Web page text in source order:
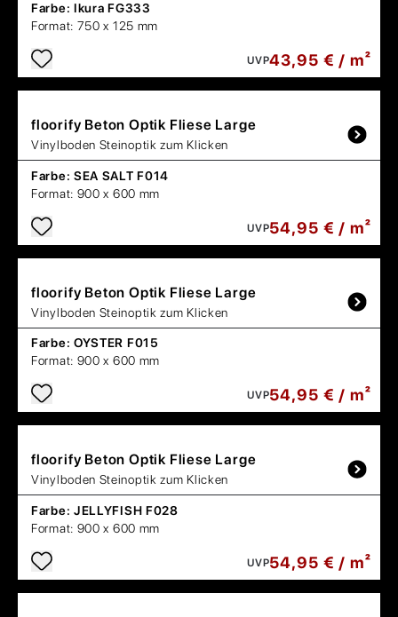
Farbe: Ikura FG333
Format: 750 x 125 mm
UVP43,95 € / m²
floorify Beton Optik Fliese Large
Vinylboden Steinoptik zum Klicken
Farbe: SEA SALT F014
Format: 900 x 600 mm
UVP54,95 € / m²
floorify Beton Optik Fliese Large
Vinylboden Steinoptik zum Klicken
Farbe: OYSTER F015
Format: 900 x 600 mm
UVP54,95 € / m²
floorify Beton Optik Fliese Large
Vinylboden Steinoptik zum Klicken
Farbe: JELLYFISH F028
Format: 900 x 600 mm
UVP54,95 € / m²